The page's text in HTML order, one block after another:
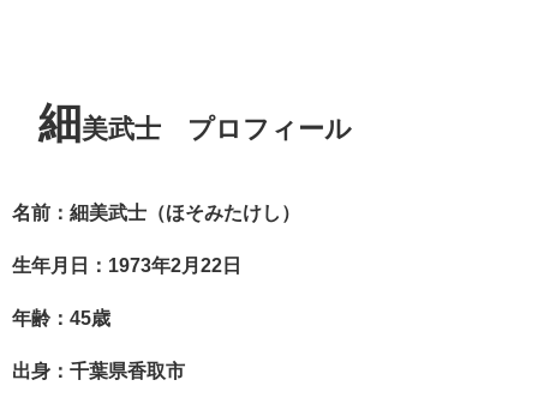
細 美武士 プロフィール
名前：細美武士（ほそみたけし）
生年月日：1973年2月22日
年齢：45歳
出身：千葉県香取市